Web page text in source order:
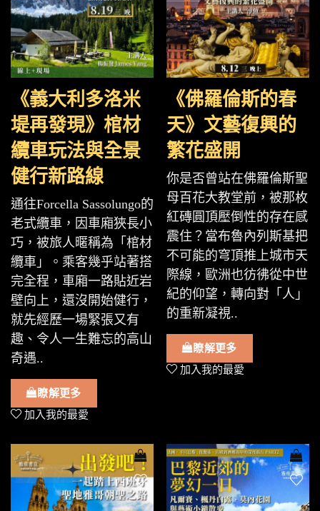
《義大利多洛米
堤再發現》棺材
纜車玩法與全景
健行新路線
通往Forcella Sassolungo的
老式纜車，因車廂狹長小
巧，被旅人暱稱為「棺材
纜車」。乘客幾乎站著搭
完全程，車廂一路貼近岩
壁向上，還沒開始健行，
就先經歷一場緊張又有
趣、令人一生難忘的高山
奇遇..
瞭解更多
加入我的最愛
《佛羅倫斯的春
天》文藝復興的
繁花盛開
你是否曾站在佛羅倫斯聖
母百花大教堂前，被那枚
紅磚圓頂壓倒性的存在感
震住？當布魯內列斯基把
不可能的穹頂推上城市天
際線，歐洲也彷彿從中世
紀的仰望，轉向對「人」
的重新凝視..
瞭解更多
加入我的最愛